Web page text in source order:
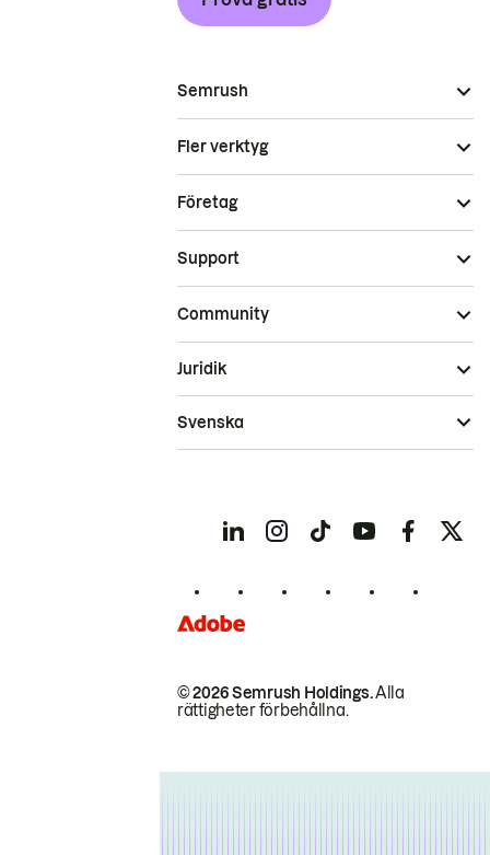
Semrush
Fler verktyg
Företag
Support
Community
© 2026 Semrush Holdings.Alla
rättigheter förbehållna.
Juridik
Svenska